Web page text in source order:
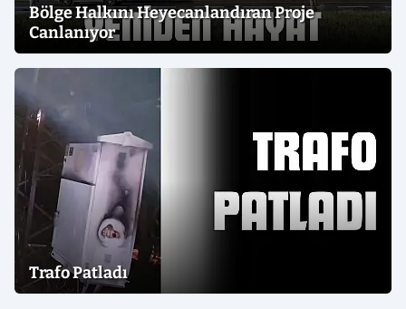
Bölge Halkını Heyecanlandıran Proje
Canlanıyor
Trafo Patladı